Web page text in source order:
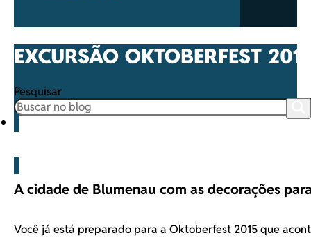
EXCURSÃO OKTOBERFEST
Pesquisar
A cidade de Blumenau com as decorações
Você já está preparado para a Oktoberfest 2015 que